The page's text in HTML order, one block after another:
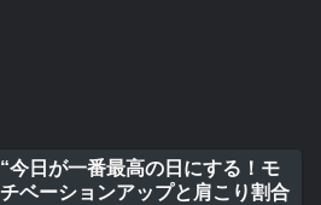
“今日が一番最高の日にする！モ
チベーションアップと肩こり割合